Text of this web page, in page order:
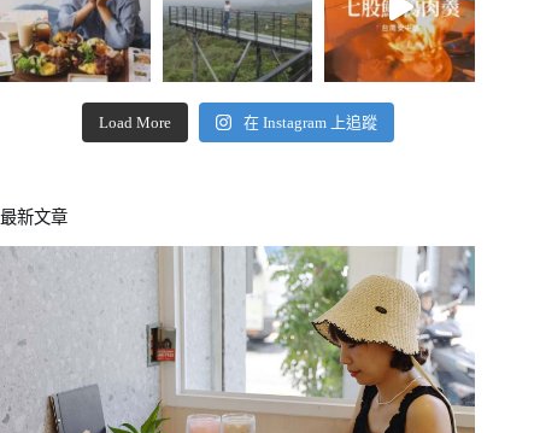
Load More 在 Instagram 上追蹤
最新文章